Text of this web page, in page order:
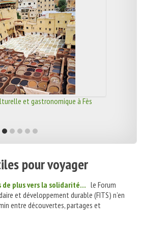
et gastronomique à Fès
pour voyager
de plus vers la solidarité… le Forum
et développement durable (FITS) n’en
entre découvertes, partages et